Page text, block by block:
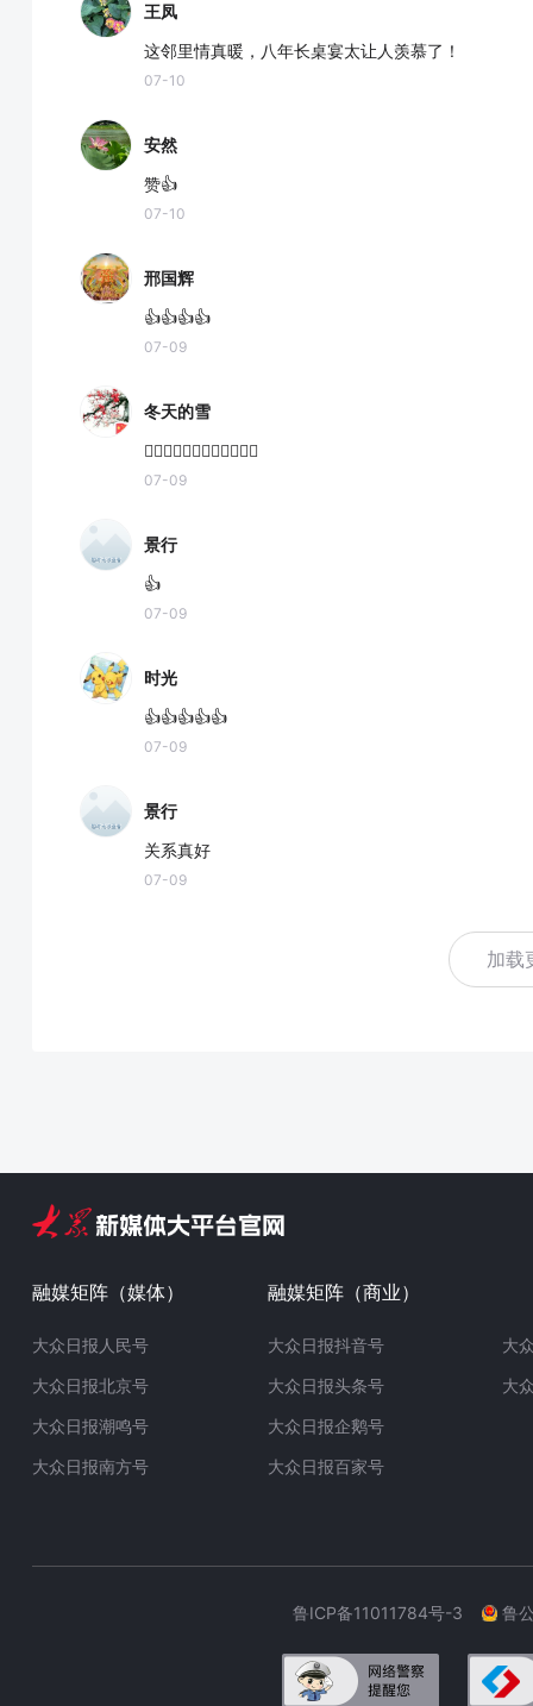
王凤
这邻里情真暖，八年长桌宴太让人羡慕了！
07-10
安然
赞👍
07-10
邢国辉
👍👍👍👍
07-09
冬天的雪
👍🏻👍🏻👍🏻👍🏻👍🏻👍🏻
07-09
景行
👍
07-09
时光
👍👍👍👍👍
07-09
景行
关系真好
07-09
加载
融媒矩阵（媒体）
大众日报人民号
大众日报北京号
大众日报潮鸣号
大众日报南方号
融媒矩阵（商业）
大众日报抖音号
大众日报头条号
大众日报企鹅号
大众日报百家号
大
大
鲁ICP备11011784号-3 鲁